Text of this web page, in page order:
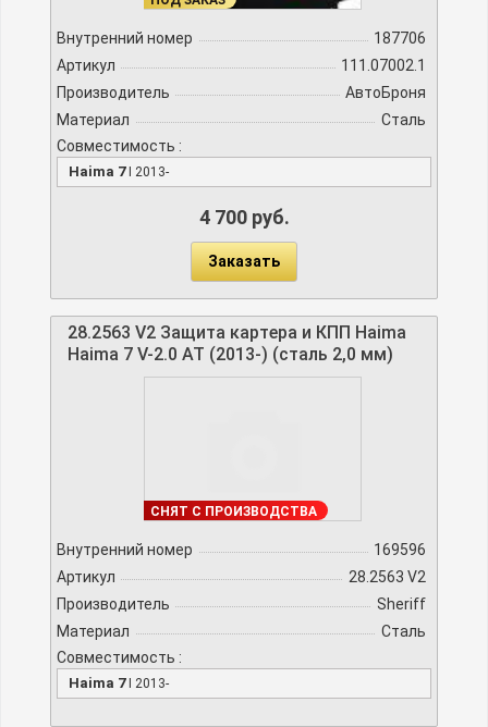
Внутренний номер
187706
Артикул
111.07002.1
Производитель
АвтоБроня
Материал
Сталь
Совместимость :
Haima 7I 2013-
4 700 руб.
Заказать
28.2563 V2 Защита картера и КПП Haima
Haima 7 V-2.0 AT (2013-) (сталь 2,0 мм)
ДОСТУПНО
СНЯТ С ПРОИЗВОДСТВА
Внутренний номер
169596
Артикул
28.2563 V2
Производитель
Sheriff
Материал
Сталь
Совместимость :
Haima 7I 2013-